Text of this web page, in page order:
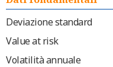
Deviazione standard
Value at risk
Volatilità annuale